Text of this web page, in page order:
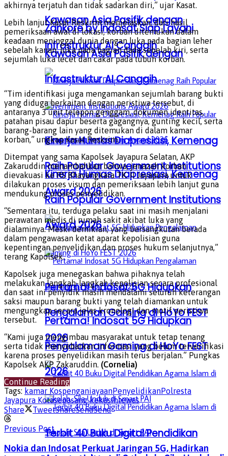
Kawasan Asia Pasifik dengan
Infrastruktur AI Canggih
Kinerja Humas Diapresiasi, Kemenag
Raih Popular Government Institutions
Award 2026
Pertama! Indosat 5G Hidupkan
Pengalaman Gaming di HoYo FEST
2026
Terbit 40 Buku Digital Pendidikan
Zankore by Indosat Siap Layani
Kawasan Asia Pasifik dengan
Infrastruktur AI Canggih
Kinerja Humas Diapresiasi, Kemenag
Raih Popular Government Institutions
Award 2026
Pertama! Indosat 5G Hidupkan
Pengalaman Gaming di HoYo FEST
2026
akhirnya terjatuh dan tidak sadarkan diri,” ujar Kasat.
Lebih lanjut Kasat Reskrim menjelaskan, dari hasil
pemeriksaan awal di lokasi, korban ditemukan dalam
keadaan meninggal dunia dengan luka pada bagian leher
sebelah kanan, luka pada bagian dada sebelah kiri, serta
sejumlah luka lecet dan cakar pada tubuh korban.
“Tim identifikasi juga mengamankan sejumlah barang bukti
yang diduga berkaitan dengan peristiwa tersebut, di
antaranya 3 unit telepon genggam, dokumen identitas,
patahan pisau dapur beserta gagangnya, gunting kecil, serta
barang-barang lain yang ditemukan di dalam kamar
korban,” ungkap Kasat Reskrim.
Ditempat yang sama Kapolsek Jayapura Selatan, AKP
Zakaruddin menambahkan bahwa, jenazah korban
dievakuasi ke RS Bhayangkara TK. II Jayapura untuk
dilakukan proses visum dan pemeriksaan lebih lanjut guna
mendukung proses penyelidikan.
“Sementara itu, terduga pelaku saat ini masih menjalani
perawatan medis di rumah sakit akibat luka yang
dialaminya. Meski demikian, yang bersangkutan berada
dalam pengawasan ketat aparat kepolisian guna
kepentingan penyelidikan dan proses hukum selanjutnya,”
terang Kapolsek.
Kapolsek juga menegaskan bahwa pihaknya telah
melakukan langkah-langkah kepolisian secara profesional
dan saat ini penyidik masih mendalami seluruh keterangan
saksi maupun barang bukti yang telah diamankan untuk
mengungkap secara jelas kronologi dan motif peristiwa
tersebut.
“Kami juga mengimbau masyarakat untuk tetap tenang
serta tidak menyebarkan informasi yang belum terverifikasi
karena proses penyelidikan masih terus berjalan.” Pungkas
Kapolsek AKP Zakaruddin. (Cornelia)
Continue Reading
Tags: kamar KospenganiayaanPenyelidikanPolresta
Jayapura Kotasepasang kekasihtewas
Share
TweetShareSendSend
Previous Post
Nokia dan Indosat Perkuat Jaringan 5G, Hadirkan